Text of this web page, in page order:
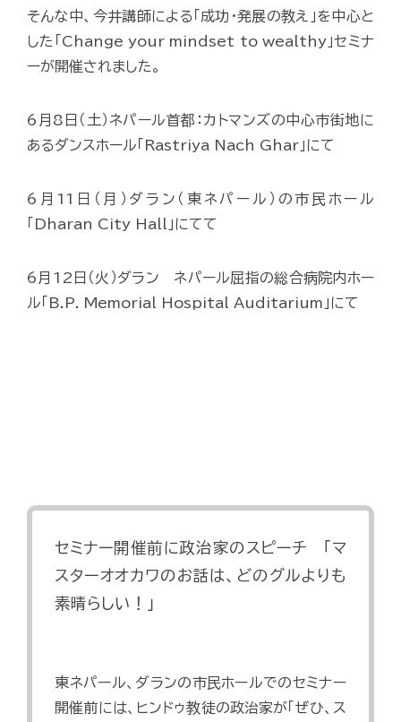
そんな中、今井講師による「成功・発展の教え」を中心と
した「Change your mindset to wealthy」セミナ
ーが開催されました。
6月8日（土）ネパール首都：カトマンズの中心市街地に
あるダンスホール「Rastriya Nach Ghar」にて
6月11日（月）ダラン（東ネパール）の市民ホール
「Dharan City Hall」にてて
6月12日（火）ダラン ネパール屈指の総合病院内ホー
ル「B.P. Memorial Hospital Auditarium」にて
セミナー開催前に政治家のスピーチ 「マ
スターオオカワのお話は、どのグルよりも
素晴らしい！」
東ネパール、ダランの市民ホールでのセミナー
開催前には、ヒンドゥ教徒の政治家が「ぜひ、ス